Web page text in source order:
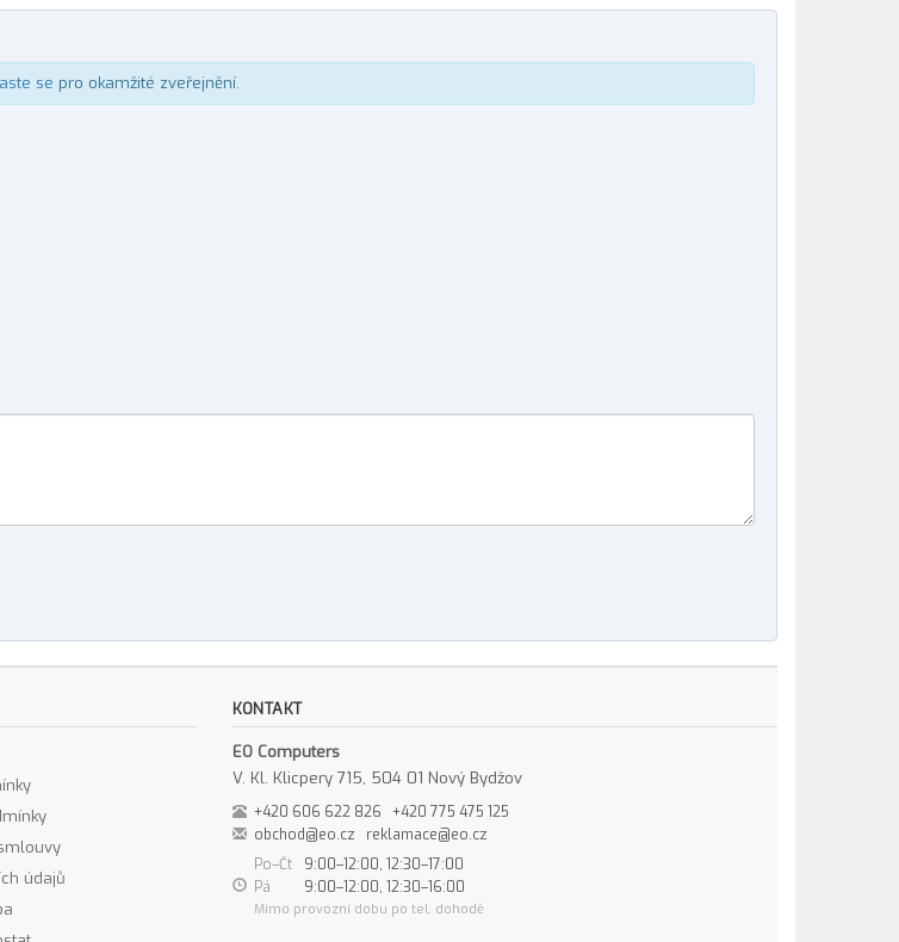
se pro okamžité zveřejnění.
údajů
KONTAKT
EO Computers
V. Kl. Klicpery 715, 504 01 Nový Bydžov
+420 606 622 826
+420 775 475 125
obchod@eo.cz
reklamace@eo.cz
Po–Čt
9:00–12:00, 12:30–17:00
Pá
9:00–12:00, 12:30–16:00
Mimo provozní dobu po tel. dohodě